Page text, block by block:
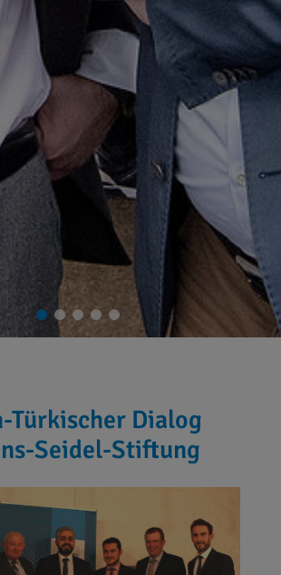
Türkischer Dialog
Seidel-Stiftung